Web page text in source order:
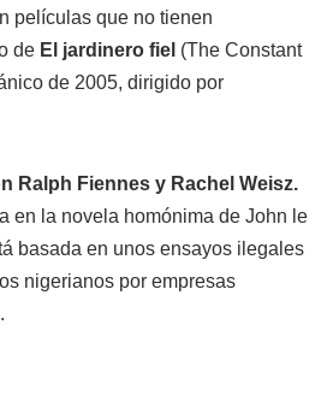
películas que no tienen
de El jardinero fiel (The Constant
de 2005, dirigido por
Ralph Fiennes y Rachel Weisz.
en la novela homónima de John le
basada en unos ensayos ilegales
nigerianos por empresas